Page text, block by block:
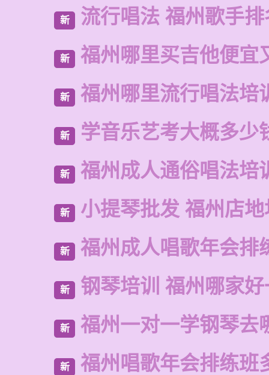
新 流行唱法 福州歌手
新 福州哪里买吉他便宜
新 福州哪里流行唱法培
新 学音乐艺考大概多少
新 福州成人通俗唱法培
新 小提琴批发 福州店
新 福州成人唱歌年会排
新 钢琴培训 福州哪家
新 福州一对一学钢琴去
新 福州唱歌年会排练班